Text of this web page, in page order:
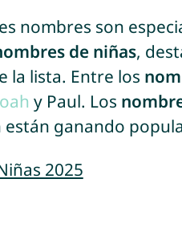
nombres son
de niñas,
la lista. Entre los
y Paul. Los
están ganando
2025